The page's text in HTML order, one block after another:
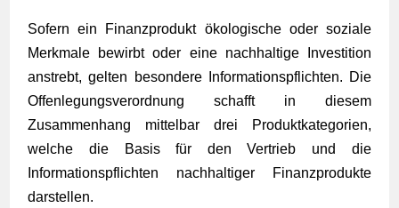
Sofern ein Finanzprodukt ökologische oder soziale
Merkmale bewirbt oder eine nachhaltige Investition
anstrebt, gelten besondere Informationspflichten. Die
Offenlegungsverordnung schafft in diesem
Zusammenhang mittelbar drei Produktkategorien,
welche die Basis für den Vertrieb und die
Informationspflichten nachhaltiger Finanzprodukte
darstellen.